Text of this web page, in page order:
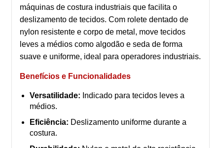
máquinas de costura industriais que facilita o
deslizamento de tecidos. Com rolete dentado de
nylon resistente e corpo de metal, move tecidos
leves a médios como algodão e seda de forma
suave e uniforme, ideal para operadores industriais.
Benefícios e Funcionalidades
Versatilidade: Indicado para tecidos leves a
médios.
Eficiência: Deslizamento uniforme durante a
costura.